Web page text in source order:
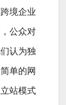
境企业
公众对
认为独
单的网
站模式